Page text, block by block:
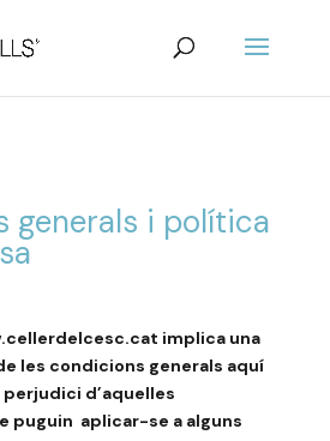
generals i política
implica una
les condicions generals aquí
d’aquelles
puguin aplicar-se a alguns